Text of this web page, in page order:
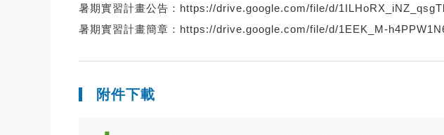
暑期實習計畫公告： https://drive.google.com/file/d/1ILHoRX_iNZ_
暑期實習計畫簡章： https://drive.google.com/file/d/1EEK_M-
附件下載